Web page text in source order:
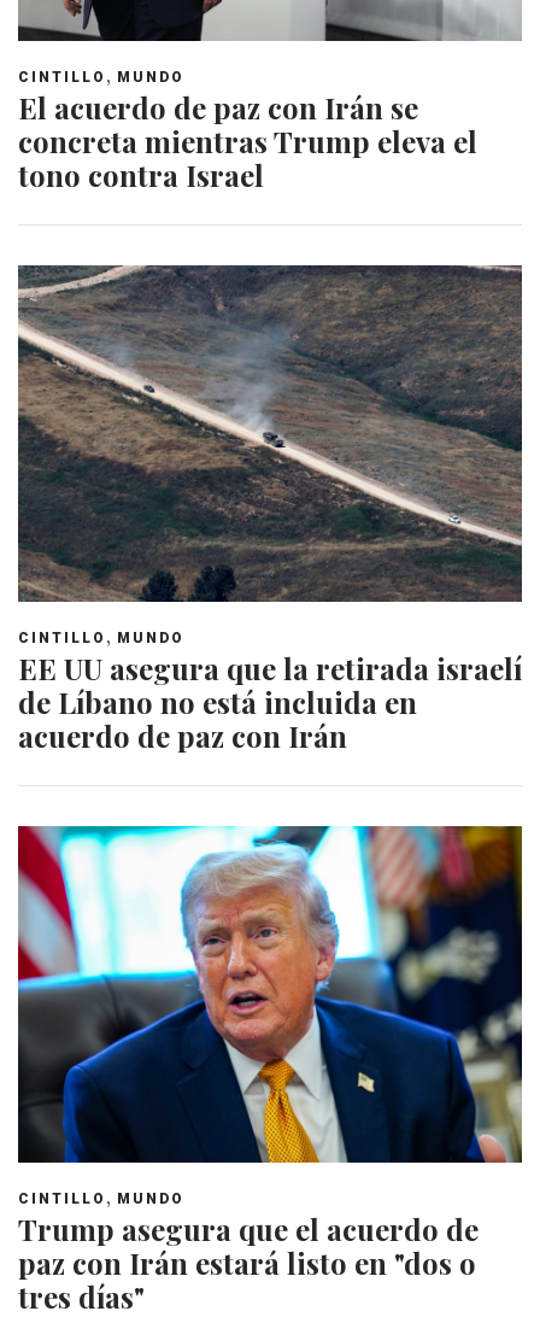
CINTILLO , MUNDO
El acuerdo de paz con Irán se
concreta mientras Trump eleva el
tono contra Israel
CINTILLO , MUNDO
EE UU asegura que la retirada israelí
de Líbano no está incluida en
acuerdo de paz con Irán
CINTILLO , MUNDO
Trump asegura que el acuerdo de
paz con Irán estará listo en "dos o
tres días"